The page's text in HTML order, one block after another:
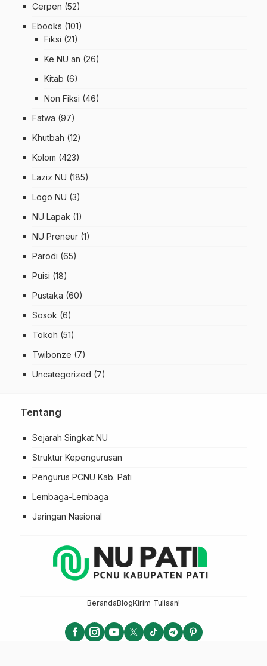
Cerpen (52)
Ebooks (101)
Fiksi (21)
Ke NU an (26)
Kitab (6)
Non Fiksi (46)
Fatwa (97)
Khutbah (12)
Kolom (423)
Laziz NU (185)
Logo NU (3)
NU Lapak (1)
NU Preneur (1)
Parodi (65)
Puisi (18)
Pustaka (60)
Sosok (6)
Tokoh (51)
Twibonze (7)
Uncategorized (7)
Tentang
Sejarah Singkat NU
Struktur Kepengurusan
Pengurus PCNU Kab. Pati
Lembaga-Lembaga
Jaringan Nasional
BerandaBlogKirim Tulisan!